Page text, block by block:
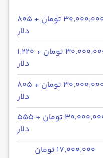
۳۰٬۰۰۰٬۰۰۰ تومان + ۸۰۵
دلار
۳۰٬۰۰۰٬۰۰۰ تومان + ۱٬۲۲۰
دلار
۳۰٬۰۰۰٬۰۰۰ تومان + ۸۰۵
دلار
۳۰٬۰۰۰٬۰۰۰ تومان + ۵۵۵
دلار
۱۷٬۰۰۰٬۰۰۰ تومان